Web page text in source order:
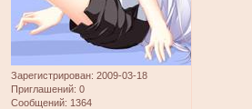
Зарегистрирован: 2009-03-18
Приглашений: 0
Сообщений: 1364